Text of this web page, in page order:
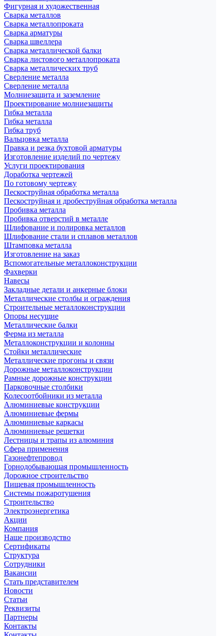
Фигурная и художественная
Сварка металлов
Сварка металлопроката
Сварка арматуры
Сварка швеллера
Сварка металлической балки
Сварка листового металлопроката
Сварка металлических труб
Сверление металла
Сверление металла
Молниезащита и заземление
Проектирование молниезащиты
Гибка металла
Гибка металла
Гибка труб
Вальцовка металла
Правка и резка бухтовой арматуры
Изготовление изделий по чертежу
Услуги проектирования
Доработка чертежей
По готовому чертежу
Пескоструйная обработка металла
Пескоструйная и дробеструйная обработка металла
Пробивка металла
Пробивка отверстий в металле
Шлифование и полировка металлов
Шлифование стали и сплавов металлов
Штамповка металла
Изготовление на заказ
Вспомогательные металлоконструкции
Фахверки
Навесы
Закладные детали и анкерные блоки
Металлические столбы и ограждения
Строительные металлоконструкции
Опоры несущие
Металлические балки
Ферма из металла
Металлоконструкции и колонны
Стойки металлические
Металлические прогоны и связи
Дорожные металлоконструкции
Рамные дорожные конструкции
Парковочные столбики
Колесоотбойники из металла
Алюминиевые конструкции
Алюминиевые фермы
Алюминиевые каркасы
Алюминиевые решетки
Лестницы и трапы из алюминия
Сфера применения
Газонефтепровод
Горнодобывающая промышленность
Дорожное строительство
Пищевая промышленность
Системы пожаротушения
Строительство
Электроэнергетика
Акции
Компания
Наше производство
Сертификаты
Структура
Сотрудники
Вакансии
Стать представителем
Новости
Статьи
Реквизиты
Партнеры
Контакты